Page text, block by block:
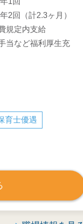
2回（計2.3ヶ月）
規定内支給
当など福利厚生充
育士優遇